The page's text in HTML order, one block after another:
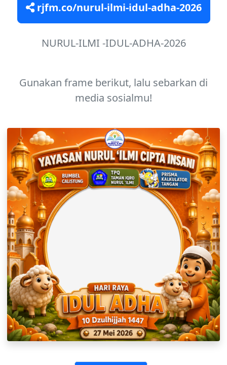
rjfm.co/nurul-ilmi-idul-adha-2026
NURUL-ILMI -IDUL-ADHA-2026
Gunakan frame berikut, lalu sebarkan di
media sosialmu!